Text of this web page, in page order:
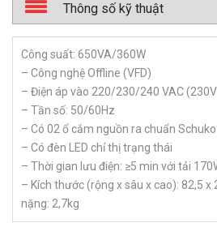
Thông số kỹ thuật
Công suất: 650VA/360W
– Công nghệ Offline (VFD)
– Điện áp vào 220/230/240 VAC
– Tần số: 50/60Hz
– Có 02 ổ cắm nguồn ra chuẩn Schuko
– Có đèn LED chỉ thị trạng thái
– Thời gian lưu điện: ≥5 min với tải
– Kích thước (rộng x sâu x cao): 82,5 x
nặng: 2,7kg